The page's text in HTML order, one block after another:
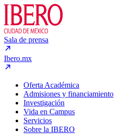
Sala de prensa
Ibero.mx
Oferta Académica
Admisiones y financiamiento
Investigación
Vida en Campus
Servicios
Sobre la IBERO